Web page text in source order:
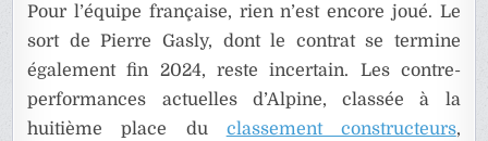
Pour l’équipe française, rien n’est encore joué. Le
sort de Pierre Gasly, dont le contrat se termine
également fin 2024, reste incertain. Les contre-
performances actuelles d’Alpine, classée à la
huitième place du classement constructeurs,